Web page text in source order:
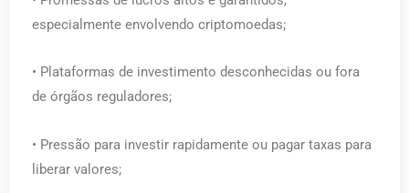
especialmente envolvendo criptomoedas;
• Plataformas de investimento desconhecidas ou fora
de órgãos reguladores;
• Pressão para investir rapidamente ou pagar taxas para
liberar valores;